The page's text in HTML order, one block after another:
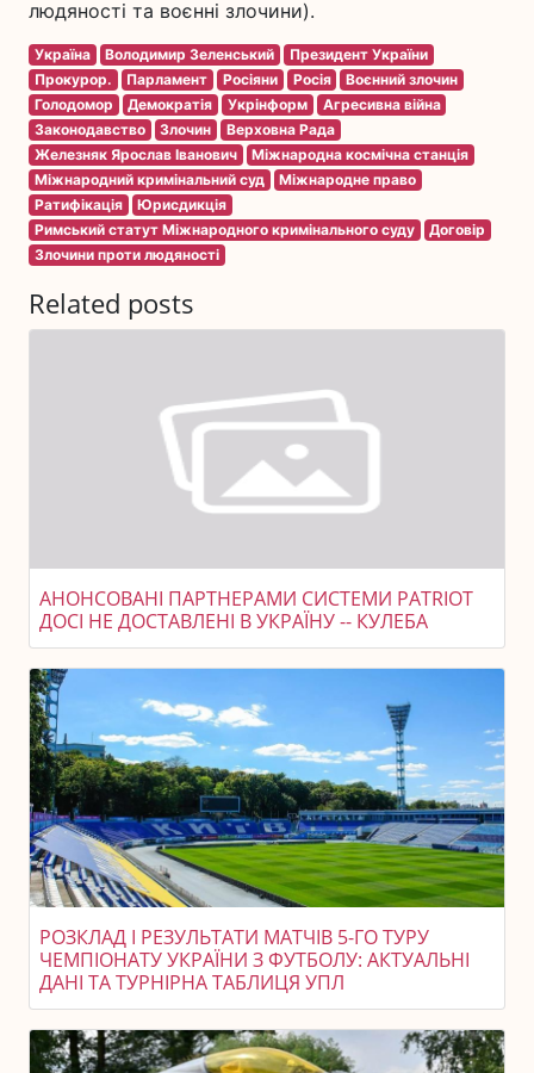
людяності та воєнні злочини).
Україна Володимир Зеленський
Президент України
Прокурор.
Парламент Росіяни Росія
Воєнний злочин
Голодомор
Демократія Укрінформ
Агресивна війна
Законодавство
Злочин
Верховна Рада
Железняк Ярослав Іванович
Міжнародна космічна станція
Міжнародний кримінальний суд
Міжнародне право
Ратифікація
Юрисдикція
Римський статут Міжнародного кримінального суду
Договір
Злочини проти людяності
Related posts
АНОНСОВАНІ ПАРТНЕРАМИ СИСТЕМИ PATRIOT
ДОСІ НЕ ДОСТАВЛЕНІ В УКРАЇНУ -- КУЛЕБА
РОЗКЛАД І РЕЗУЛЬТАТИ МАТЧІВ 5-ГО ТУРУ
ЧЕМПІОНАТУ УКРАЇНИ З ФУТБОЛУ: АКТУАЛЬНІ
ДАНІ ТА ТУРНІРНА ТАБЛИЦЯ УПЛ